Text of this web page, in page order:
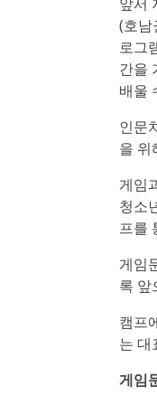
(호남
로그
간을
배울
인문
을 위
게임
청소
프를
게임
록 앞
캠프
는 대
게임